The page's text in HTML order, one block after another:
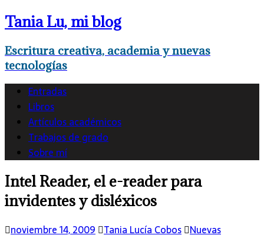
Tania Lu, mi blog
Escritura creativa, academia y nuevas
tecnologías
Entradas
Libros
Artículos académicos
Trabajos de grado
Sobre mí
Intel Reader, el e-reader para
invidentes y disléxicos
noviembre 14, 2009 Tania Lucía Cobos Nuevas